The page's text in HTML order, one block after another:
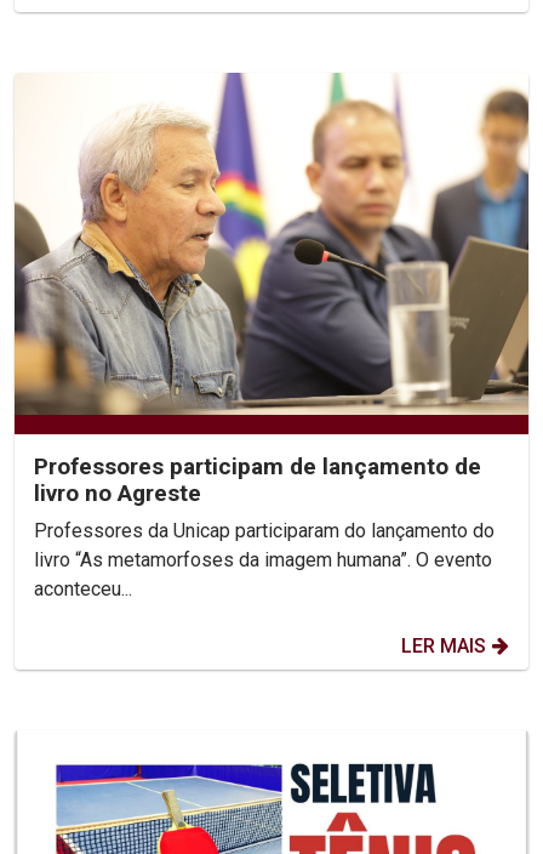
Professores participam de lançamento de
livro no Agreste
Professores da Unicap participaram do lançamento do
livro “As metamorfoses da imagem humana”. O evento
aconteceu...
LER MAIS